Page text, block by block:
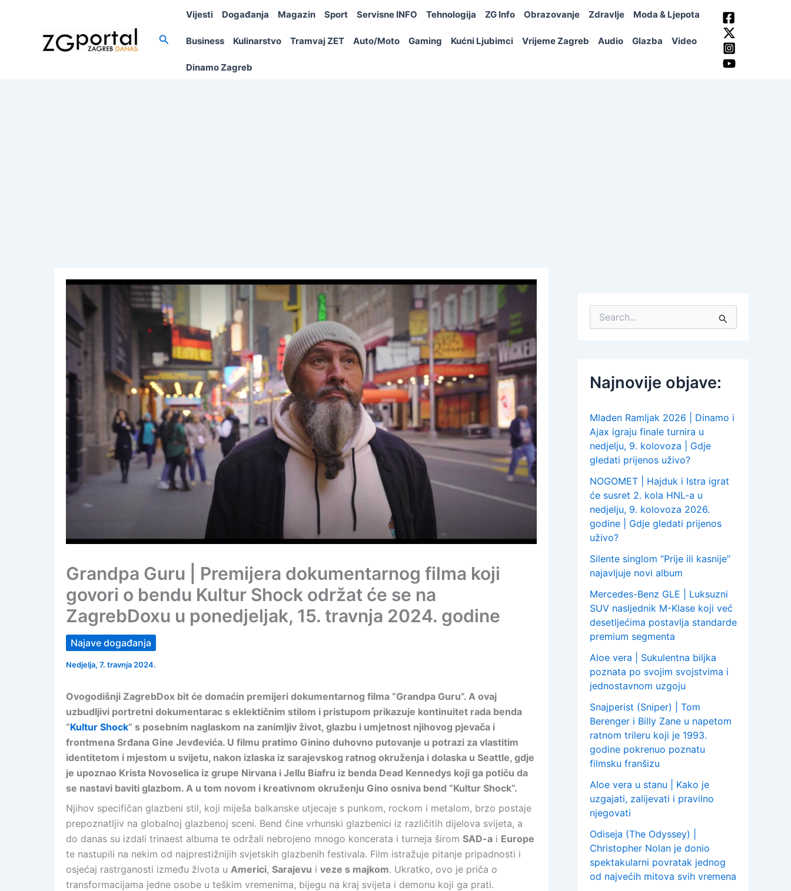
Search
Vijesti Događanja Magazin Sport Servisne INFO Tehnologija ZG Info Obrazovanje Zdravlje Moda & Ljepota
Business Kulinarstvo Tramvaj ZET Auto/Moto Gaming Kućni Ljubimci Vrijeme Zagreb Audio Glazba Video
Dinamo Zagreb
Grandpa Guru | Premijera dokumentarnog filma koji
govori o bendu Kultur Shock održat će se na
ZagrebDoxu u ponedjeljak, 15. travnja 2024. godine
Najave događanja
Nedjelja, 7. travnja 2024.
Ovogodišnji ZagrebDox bit će domaćin premijeri dokumentarnog filma “Grandpa Guru”. A ovaj
uzbudljivi portretni dokumentarac s eklektičnim stilom i pristupom prikazuje kontinuitet rada benda
“Kultur Shock” s posebnim naglaskom na zanimljiv život, glazbu i umjetnost njihovog pjevača i
frontmena Srđana Gine Jevđevića. U filmu pratimo Ginino duhovno putovanje u potrazi za vlastitim
identitetom i mjestom u svijetu, nakon izlaska iz sarajevskog ratnog okruženja i dolaska u Seattle, gdje
je upoznao Krista Novoselica iz grupe Nirvana i Jellu Biafru iz benda Dead Kennedys koji ga potiču da
se nastavi baviti glazbom. A u tom novom i kreativnom okruženju Gino osniva bend “Kultur Shock”.
Njihov specifičan glazbeni stil, koji miješa balkanske utjecaje s punkom, rockom i metalom, brzo postaje
prepoznatljiv na globalnoj glazbenoj sceni. Bend čine vrhunski glazbenici iz različitih dijelova svijeta, a
do danas su izdali trinaest albuma te održali nebrojeno mnogo koncerata i turneja širom SAD-a i Europe
te nastupili na nekim od najprestižnijih svjetskih glazbenih festivala. Film istražuje pitanje pripadnosti i
osjećaj rastrganosti između života u Americi, Sarajevu i veze s majkom. Ukratko, ovo je priča o
transformacijama jedne osobe u teškim vremenima, bijegu na kraj svijeta i demonu koji ga prati.
:
Najnovije objave:
Mladen Ramljak 2026 | Dinamo i
Ajax igraju finale turnira u
nedjelju, 9. kolovoza | Gdje
gledati prijenos uživo?
NOGOMET | Hajduk i Istra igrat
će susret 2. kola HNL-a u
nedjelju, 9. kolovoza 2026.
godine | Gdje gledati prijenos
uživo?
Silente singlom “Prije ili kasnije”
najavljuje novi album
Mercedes-Benz GLE | Luksuzni
SUV nasljednik M-Klase koji već
desetljećima postavlja standarde
premium segmenta
Aloe vera | Sukulentna biljka
poznata po svojim svojstvima i
jednostavnom uzgoju
Snajperist (Sniper) | Tom
Berenger i Billy Zane u napetom
ratnom trileru koji je 1993.
godine pokrenuo poznatu
filmsku franšizu
Aloe vera u stanu | Kako je
uzgajati, zalijevati i pravilno
njegovati
Odiseja (The Odyssey) |
Christopher Nolan je donio
spektakularni povratak jednog
od najvećih mitova svih vremena